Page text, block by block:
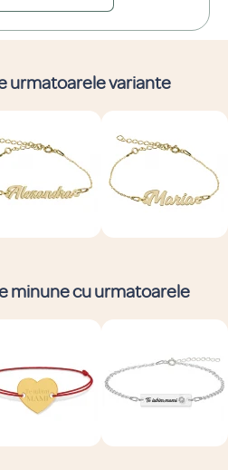
urmatoarele variante
minune cu urmatoarele